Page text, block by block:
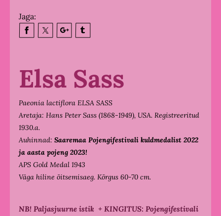
Jaga:
Elsa Sass
Paeonia lactiflora ELSA SASS
Aretaja: Hans Peter Sass (1868-1949), USA. Registreeritud
1930.a.
Auhinnad: Saaremaa Pojengifestivali kuldmedalist 2022
ja aasta pojeng 2023!
APS Gold Medal 1943
Väga hiline õitsemisaeg. Kõrgus 60-70 cm.
NB! Paljasjuurne istik + KINGITUS: Pojengifestivali